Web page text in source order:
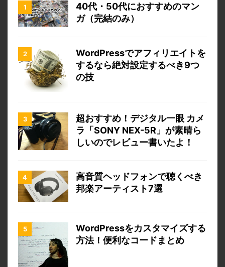
40代・50代におすすめのマン
ガ（完結のみ）
WordPressでアフィリエイトを
するなら絶対設定するべき9つ
の技
超おすすめ！デジタル一眼 カメ
ラ「SONY NEX-5R」が素晴ら
しいのでレビュー書いたよ！
高音質ヘッドフォンで聴くべき
邦楽アーティスト7選
WordPressをカスタマイズする
方法！便利なコードまとめ